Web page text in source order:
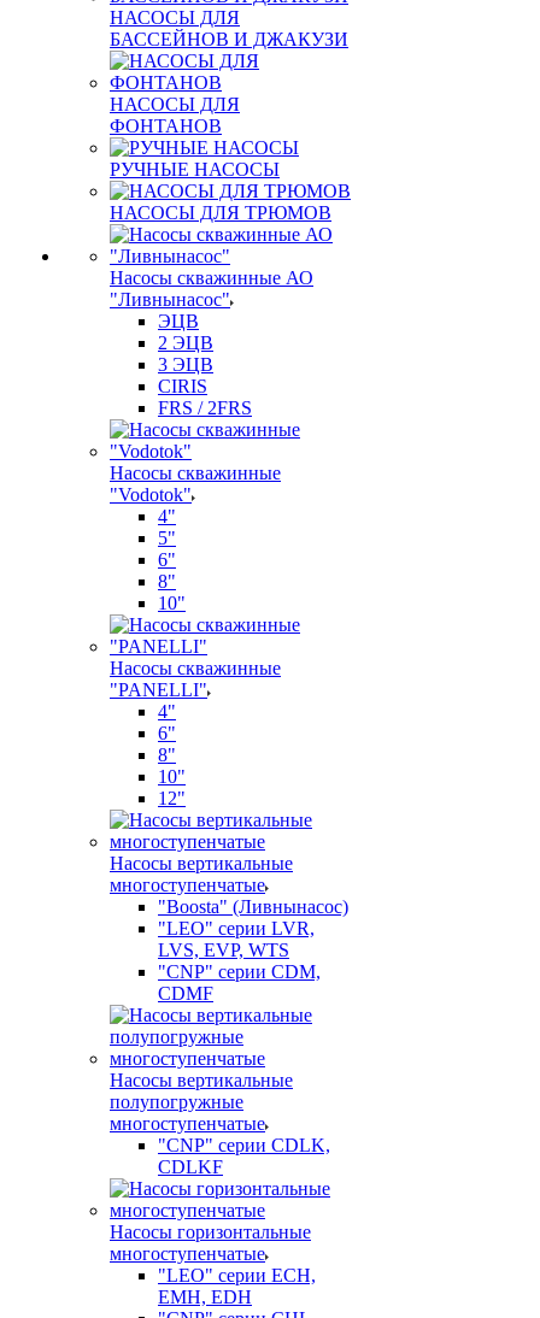
НАСОСЫ ДЛЯ
БАССЕЙНОВ И ДЖАКУЗИ
НАСОСЫ ДЛЯ
ФОНТАНОВ
РУЧНЫЕ НАСОСЫ
НАСОСЫ ДЛЯ ТРЮМОВ
Насосы скважинные АО
"Ливнынасос"
ЭЦВ
2 ЭЦВ
3 ЭЦВ
CIRIS
FRS / 2FRS
Насосы скважинные
"Vodotok"
4"
5"
6"
8"
10"
Насосы скважинные
"PANELLI"
4"
6"
8"
10"
12"
Насосы вертикальные
многоступенчатые
"Boosta" (Ливнынасос)
"LEO" серии LVR,
LVS, EVP, WTS
"CNP" серии CDM,
CDMF
Насосы вертикальные
полупогружные
многоступенчатые
"CNP" серии CDLK,
CDLKF
Насосы горизонтальные
многоступенчатые
"LEO" серии ECH,
EMH, EDH